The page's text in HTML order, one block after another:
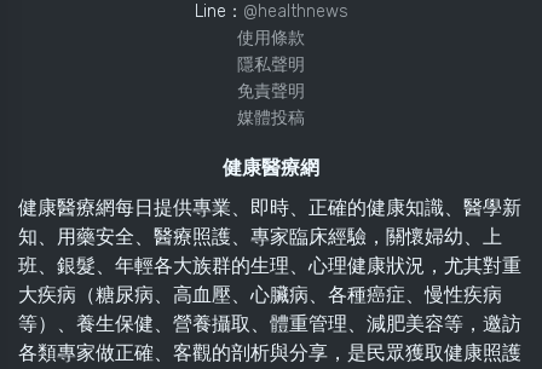
Line： @healthnews
使用條款
隱私聲明
免責聲明
媒體投稿
健康醫療網
健康醫療網每日提供專業、即時、正確的健康知識、醫學新
知、用藥安全、醫療照護、專家臨床經驗，關懷婦幼、上
班、銀髮、年輕各大族群的生理、心理健康狀況，尤其對重
大疾病（糖尿病、高血壓、心臟病、各種癌症、慢性疾病
等）、養生保健、營養攝取、體重管理、減肥美容等，邀訪
各類專家做正確、客觀的剖析與分享，是民眾獲取健康照護